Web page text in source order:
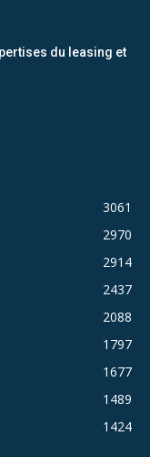
du leasing et
3061
2970
2914
2437
2088
1797
1677
1489
1424